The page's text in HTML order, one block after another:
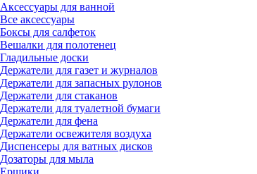
Аксессуары для ванной
Все аксессуары
Боксы для салфеток
Вешалки для полотенец
Гладильные доски
Держатели для газет и журналов
Держатели для запасных рулонов
Держатели для стаканов
Держатели для туалетной бумаги
Держатели для фена
Держатели освежителя воздуха
Диспенсеры для ватных дисков
Дозаторы для мыла
Ершики